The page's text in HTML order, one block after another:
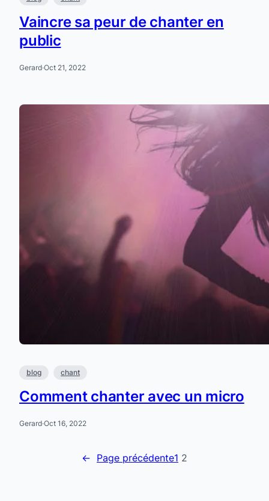
Vaincre sa peur de chanter en
public
Gerard·Oct 21, 2022
blog chant
Comment chanter avec un micro
Gerard·Oct 16, 2022
← Page précédente1 2